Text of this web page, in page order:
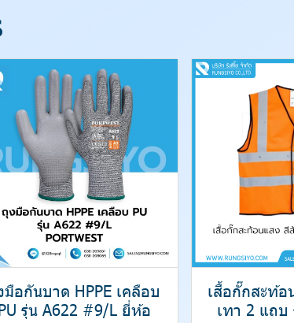
มือกันบาด HPPE เคลือบ
รุ่น A622 #9/L ยี่ห้อ
เสื้อกั๊กสะท้
เทา 2 แถบ